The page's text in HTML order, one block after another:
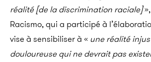
réalité [de la discrimination raciale]
Racismo, qui a participé à
vise à sensibiliser à « une réalité
douloureuse qui ne devrait pas